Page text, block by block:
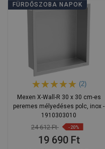
FÜRDŐSZOBA NAPOK
(2)
Mexen X-Wall-R 30 x 30 cm-es
peremes mélyedéses polc, inox -
1910303010
24 612 Ft -20%
19 690 Ft